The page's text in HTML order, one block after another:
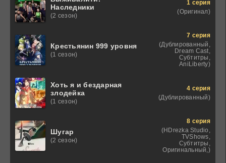
Наследники
(2 сезон)
1 серия
(Оригинал)
Крестьянин 999 уровня
(1 сезон)
7 серия
(Дублированный,
Dream Cast,
Субтитры,
AniLiberty)
Хоть я и бездарная
злодейка
(1 сезон)
4 серия
(Дублированный)
Шугар
(2 сезон)
8 серия
(HDrezka Studio,
TVShows,
Субтитры,
Оригинальный,)